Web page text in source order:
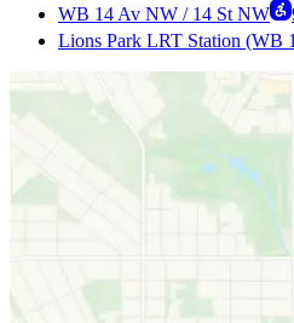
WB 14 Av NW / 14 St NW
Lions Park LRT Station (WB